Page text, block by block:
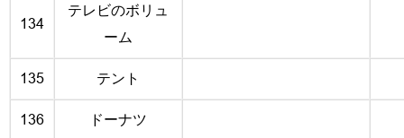
134
テレビのボリュ
ーム
135 テント
136 ドーナツ